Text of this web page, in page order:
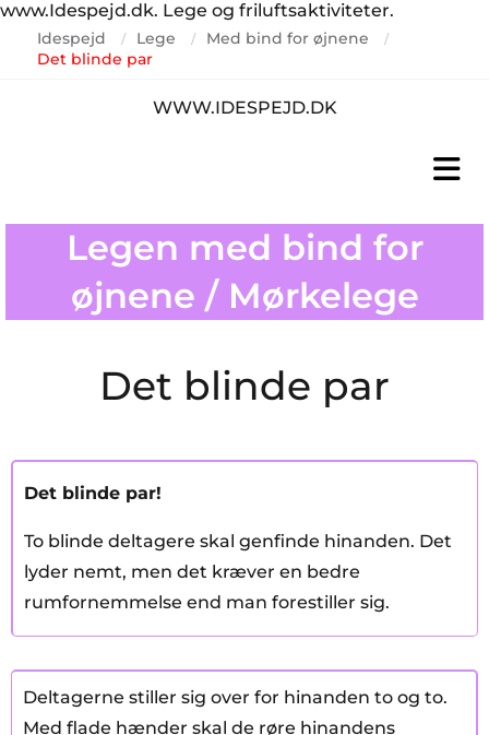
www.Idespejd.dk. Lege og friluftsaktiviteter.
Idespejd / Lege / Med bind for øjnene /
Det blinde par
WWW.IDESPEJD.DK
Legen med bind for
øjnene / Mørkelege
Det blinde par
Det blinde par!
To blinde deltagere skal genfinde hinanden. Det
lyder nemt, men det kræver en bedre
rumfornemmelse end man forestiller sig.
Deltagerne stiller sig over for hinanden to og to.
Med flade hænder skal de røre hinandens